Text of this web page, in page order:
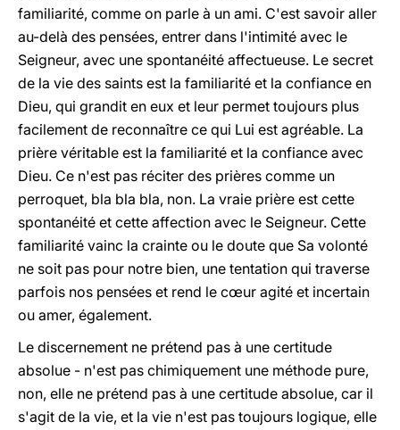
familiarité, comme on parle à un ami. C'est savoir aller
au-delà des pensées, entrer dans l'intimité avec le
Seigneur, avec une spontanéité affectueuse. Le secret
de la vie des saints est la familiarité et la confiance en
Dieu, qui grandit en eux et leur permet toujours plus
facilement de reconnaître ce qui Lui est agréable. La
prière véritable est la familiarité et la confiance avec
Dieu. Ce n'est pas réciter des prières comme un
perroquet, bla bla bla, non. La vraie prière est cette
spontanéité et cette affection avec le Seigneur. Cette
familiarité vainc la crainte ou le doute que Sa volonté
ne soit pas pour notre bien, une tentation qui traverse
parfois nos pensées et rend le cœur agité et incertain
ou amer, également.
Le discernement ne prétend pas à une certitude
absolue - n'est pas chimiquement une méthode pure,
non, elle ne prétend pas à une certitude absolue, car il
s'agit de la vie, et la vie n'est pas toujours logique, elle